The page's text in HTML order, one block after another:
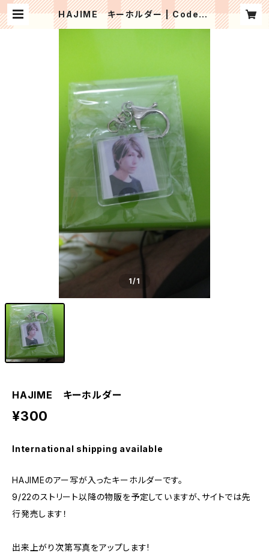
HAJIME キーホルダー | Code-B
1/1
HAJIME キーホルダー
¥300
International shipping available
HAJIMEのアー写が入ったキーホルダーです。
9/22のストリート以降の物販を予定していますが、サイトでは先
行発売します！
出来上がり次第写真をアップします!